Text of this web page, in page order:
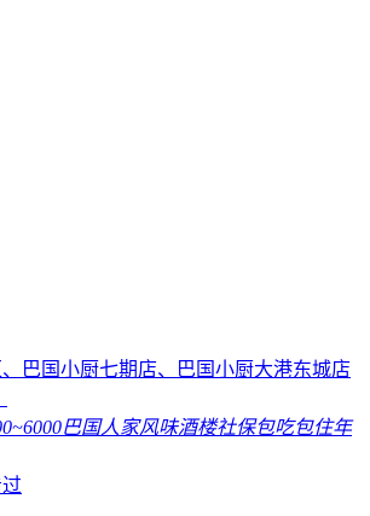
巴国小厨七期店、巴国小厨大港东城店
巴国人家风味酒楼社保包吃包住年